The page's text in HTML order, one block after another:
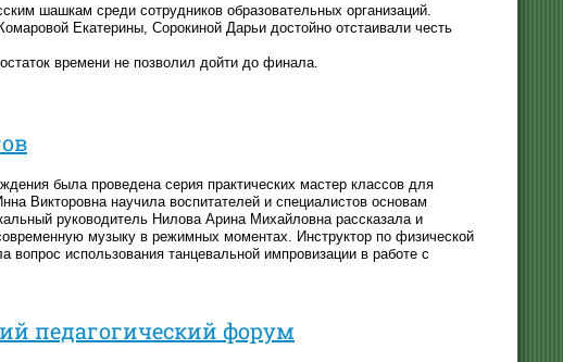
шашкам среди сотрудников образовательных организаций.
Екатерины, Сорокиной Дарьи достойно отстаивали честь
времени не позволил дойти до финала.
была проведена серия практических мастер классов для
Викторовна научила воспитателей и специалистов основам
руководитель Нилова Арина Михайловна рассказала и
музыку в режимных моментах. Инструктор по физической
вопрос использования танцевальной импровизации в работе с
педагогический форум